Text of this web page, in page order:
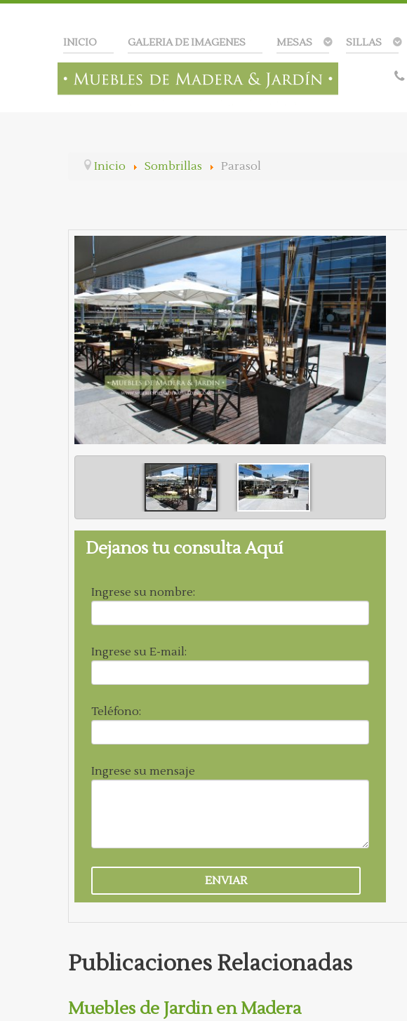
INICIO GALERIA DE IMAGENES MESAS SILLAS
Inicio Sombrillas Parasol
Dejanos tu consulta Aquí
Ingrese su nombre:
Ingrese su E-mail:
Teléfono:
Ingrese su mensaje
Publicaciones Relacionadas
Muebles de Jardin en Madera